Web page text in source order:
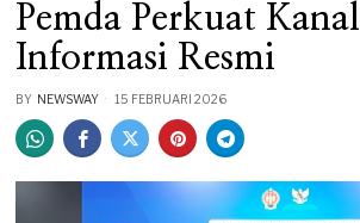
Pemda Perkuat Kanal
Informasi Resmi
BY NEWSWAY 15 FEBRUARI 2026